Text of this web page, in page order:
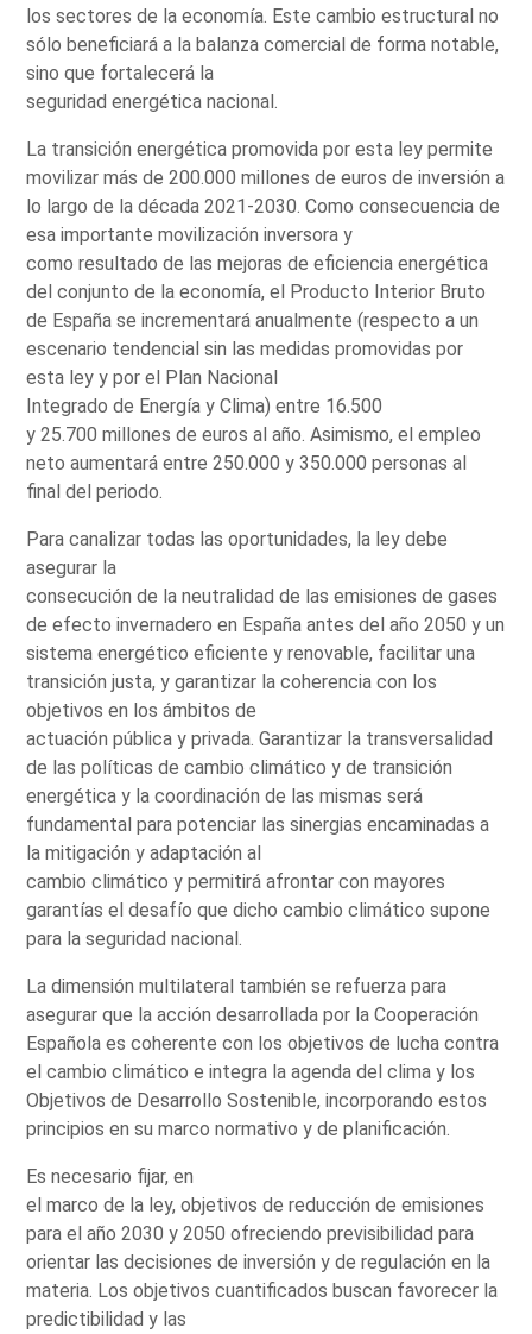
los sectores de la economía. Este cambio estructural no
sólo beneficiará a la balanza comercial de forma notable,
sino que fortalecerá la
seguridad energética nacional.
La transición energética promovida por esta ley permite
movilizar más de 200.000 millones de euros de inversión a
lo largo de la década 2021-2030. Como consecuencia de
esa importante movilización inversora y
como resultado de las mejoras de eficiencia energética
del conjunto de la economía, el Producto Interior Bruto
de España se incrementará anualmente (respecto a un
escenario tendencial sin las medidas promovidas por
esta ley y por el Plan Nacional
Integrado de Energía y Clima) entre 16.500
y 25.700 millones de euros al año. Asimismo, el empleo
neto aumentará entre 250.000 y 350.000 personas al
final del periodo.
Para canalizar todas las oportunidades, la ley debe
asegurar la
consecución de la neutralidad de las emisiones de gases
de efecto invernadero en España antes del año 2050 y un
sistema energético eficiente y renovable, facilitar una
transición justa, y garantizar la coherencia con los
objetivos en los ámbitos de
actuación pública y privada. Garantizar la transversalidad
de las políticas de cambio climático y de transición
energética y la coordinación de las mismas será
fundamental para potenciar las sinergias encaminadas a
la mitigación y adaptación al
cambio climático y permitirá afrontar con mayores
garantías el desafío que dicho cambio climático supone
para la seguridad nacional.
La dimensión multilateral también se refuerza para
asegurar que la acción desarrollada por la Cooperación
Española es coherente con los objetivos de lucha contra
el cambio climático e integra la agenda del clima y los
Objetivos de Desarrollo Sostenible, incorporando estos
principios en su marco normativo y de planificación.
Es necesario fijar, en
el marco de la ley, objetivos de reducción de emisiones
para el año 2030 y 2050 ofreciendo previsibilidad para
orientar las decisiones de inversión y de regulación en la
materia. Los objetivos cuantificados buscan favorecer la
predictibilidad y las